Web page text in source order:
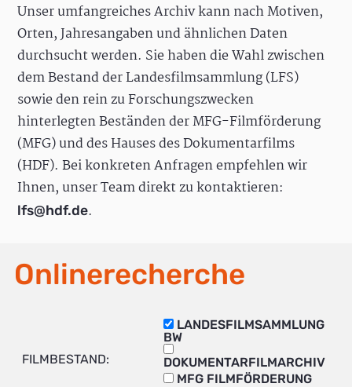
Unser umfangreiches Archiv kann nach Motiven,
Orten, Jahresangaben und ähnlichen Daten
durchsucht werden. Sie haben die Wahl zwischen
dem Bestand der Landesfilmsammlung (LFS)
sowie den rein zu Forschungszwecken
hinterlegten Beständen der MFG-Filmförderung
(MFG) und des Hauses des Dokumentarfilms
(HDF). Bei konkreten Anfragen empfehlen wir
Ihnen, unser Team direkt zu kontaktieren:
lfs@hdf.de.
Onlinerecherche
FILMBESTAND:
LANDESFILMSAMMLUNG
BW
DOKUMENTARFILMARCHIV
MFG FILMFÖRDERUNG